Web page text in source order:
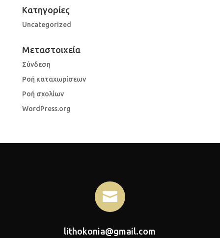
Kατηγορίες
Uncategorized
Μεταστοιχεία
Σύνδεση
Ροή καταχωρίσεων
Ροή σχολίων
WordPress.org

lithokonia@gmail.com